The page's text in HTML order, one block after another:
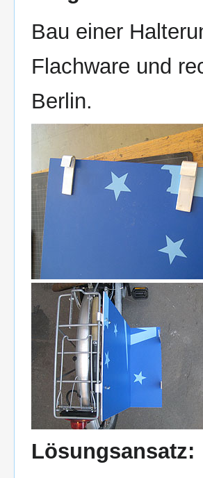
Bau einer
Flachware und
Berlin.
Lösungsansatz: